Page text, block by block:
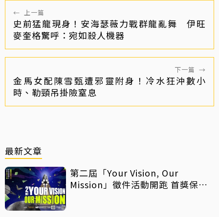
← 上一篇
史前猛龍現身！安海瑟薇力戰群龍亂舞 伊旺
麥奎格驚呼：宛如殺人機器
下一篇 →
金馬女配陳雪甄遭邪靈附身！冷水狂沖數小
時、勒頸吊掛險窒息
最新文章
第二屆「Your Vision, Our
Mission」徵件活動開跑 首獎保證